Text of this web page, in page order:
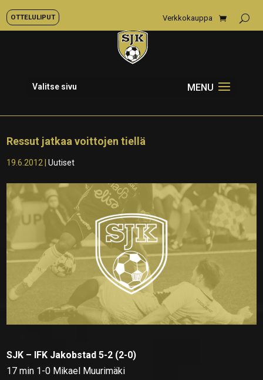
OTTELULIPUT Verkkokauppa
Valitse sivu
Ressut jatkaa voittojen tiellä
19.6.2012 |Uutiset
SJK – IFK Jakobstad 5-2 (2-0)
17 min 1-0 Mikael Muurimäki